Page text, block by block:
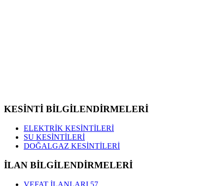
KESİNTİ BİLGİLENDİRMELERİ
ELEKTRİK KESİNTİLERİ
SU KESİNTİLERİ
DOĞALGAZ KESİNTİLERİ
İLAN BİLGİLENDİRMELERİ
VEFAT İLANLARI 57